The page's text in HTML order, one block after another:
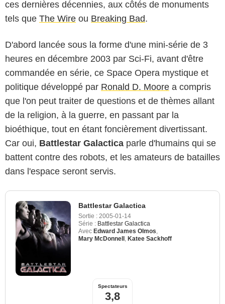
ces dernières décennies, aux côtés de monuments
tels que The Wire ou Breaking Bad.
D'abord lancée sous la forme d'une mini-série de 3
heures en décembre 2003 par Sci-Fi, avant d'être
commandée en série, ce Space Opera mystique et
politique développé par Ronald D. Moore a compris
que l'on peut traiter de questions et de thèmes allant
de la religion, à la guerre, en passant par la
bioéthique, tout en étant foncièrement divertissant.
Car oui, Battlestar Galactica parle d'humains qui se
battent contre des robots, et les amateurs de batailles
dans l'espace seront servis.
Battlestar Galactica
Sortie : 2005-01-14
Série : Battlestar Galactica
Avec Edward James Olmos
Mary McDonnell Katee Sackhoff
Spectateurs
3,8